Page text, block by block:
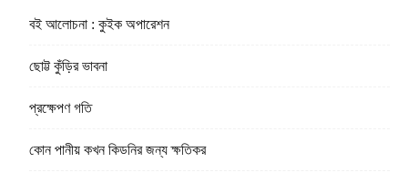
বই আলোচনা : কুইক অপারেশন
ছোট্ট কুঁড়ির ভাবনা
প্রক্ষেপণ গতি
কোন পানীয় কখন কিডনির জন্য ক্ষতিকর